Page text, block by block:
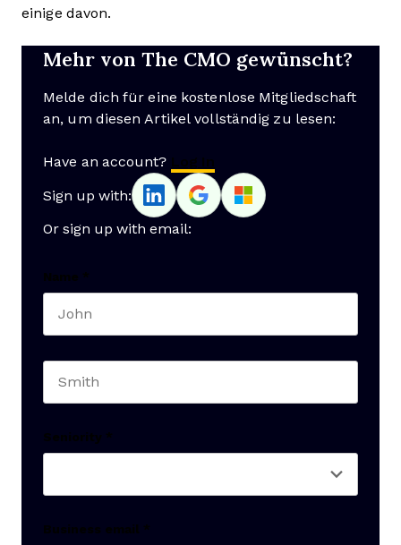
einige davon.
Mehr von The CMO gewünscht?
Melde dich für eine kostenlose Mitgliedschaft
an, um diesen Artikel vollständig zu lesen:
Have an account? Log In
Sign up with:
Or sign up with email:
Name *
Seniority *
Business email *